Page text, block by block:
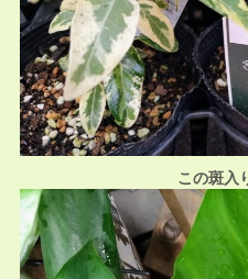
この斑入